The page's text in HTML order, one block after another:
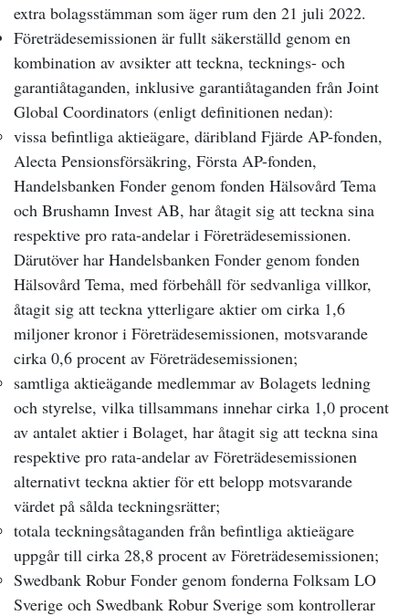
extra bolagsstämman som äger rum den 21 juli 2022.
Företrädesemissionen är fullt säkerställd genom en
kombination av avsikter att teckna, tecknings- och
garantiåtaganden, inklusive garantiåtaganden från Joint
Global Coordinators (enligt definitionen nedan):
vissa befintliga aktieägare, däribland Fjärde AP-fonden,
Alecta Pensionsförsäkring, Första AP-fonden,
Handelsbanken Fonder genom fonden Hälsovård Tema
och Brushamn Invest AB, har åtagit sig att teckna sina
respektive pro rata-andelar i Företrädesemissionen.
Därutöver har Handelsbanken Fonder genom fonden
Hälsovård Tema, med förbehåll för sedvanliga villkor,
åtagit sig att teckna ytterligare aktier om cirka 1,6
miljoner kronor i Företrädesemissionen, motsvarande
cirka 0,6 procent av Företrädesemissionen;
samtliga aktieägande medlemmar av Bolagets ledning
och styrelse, vilka tillsammans innehar cirka 1,0 procent
av antalet aktier i Bolaget, har åtagit sig att teckna sina
respektive pro rata-andelar av Företrädesemissionen
alternativt teckna aktier för ett belopp motsvarande
värdet på sålda teckningsrätter;
totala teckningsåtaganden från befintliga aktieägare
uppgår till cirka 28,8 procent av Företrädesemissionen;
Swedbank Robur Fonder genom fonderna Folksam LO
Sverige och Swedbank Robur Sverige som kontrollerar